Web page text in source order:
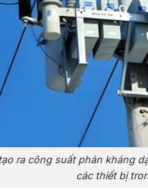
ra công suất phản kháng
các thiết bị